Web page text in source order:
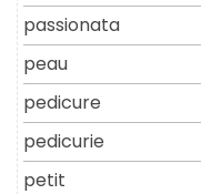
passionata
peau
pedicure
pedicurie
petit